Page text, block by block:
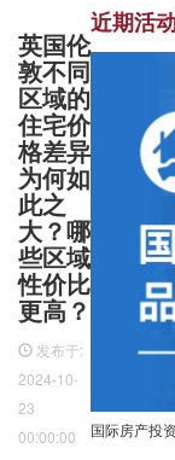
英国伦
敦不同
区域的
住宅价
格差异
为何如
此之
大？哪
些区域
性价比
更高？
发布于:
2024-10-
23
00:00:00
近期活
国际房产投